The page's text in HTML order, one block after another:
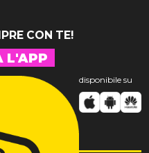
CON TE!
L'APP
disponibile su